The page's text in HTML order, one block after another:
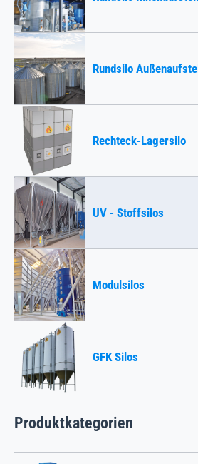
Rundsilo
Rechteck-Lagersilo
UV - Stoffsilos
Modulsilos
GFK Silos
Produktkategorien